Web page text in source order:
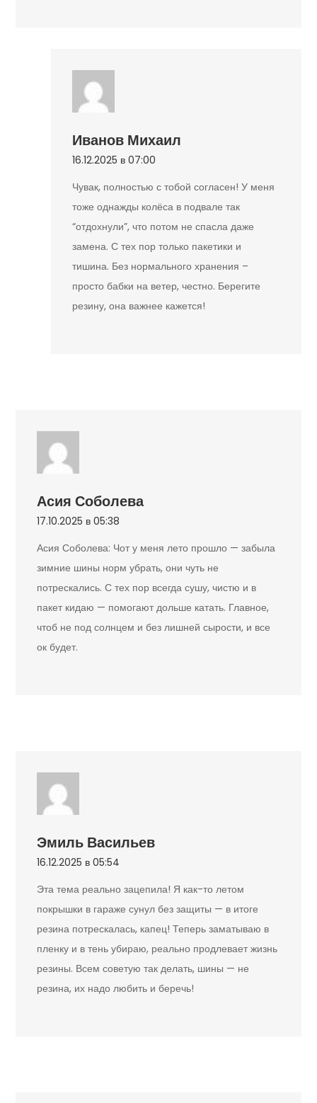
Иванов Михаил
16.12.2025 в 07:00
Чувак, полностью с тобой согласен! У меня
тоже однажды колёса в подвале так
“отдохнули”, что потом не спасла даже
замена. С тех пор только пакетики и
тишина. Без нормального хранения –
просто бабки на ветер, честно. Берегите
резину, она важнее кажется!
Асия Соболева
17.10.2025 в 05:38
Асия Соболева: Чот у меня лето прошло — забыла
зимние шины норм убрать, они чуть не
потрескались. С тех пор всегда сушу, чистю и в
пакет кидаю — помогают дольше катать. Главное,
чтоб не под солнцем и без лишней сырости, и все
ок будет.
Эмиль Васильев
16.12.2025 в 05:54
Эта тема реально зацепила! Я как-то летом
покрышки в гараже сунул без защиты — в итоге
резина потрескалась, капец! Теперь заматываю в
пленку и в тень убираю, реально продлевает жизнь
резины. Всем советую так делать, шины — не
резина, их надо любить и беречь!